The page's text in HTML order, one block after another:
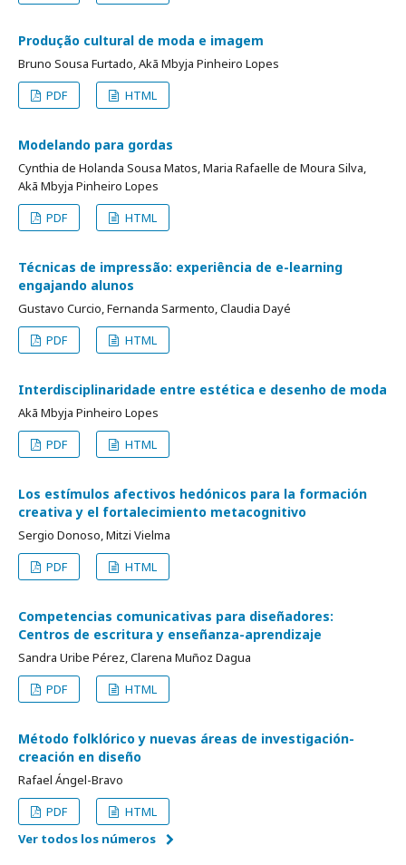
Produção cultural de moda e imagem
Bruno Sousa Furtado, Akã Mbyja Pinheiro Lopes
PDF
HTML
Modelando para gordas
Cynthia de Holanda Sousa Matos, Maria Rafaelle de Moura Silva,
Akã Mbyja Pinheiro Lopes
PDF
HTML
Técnicas de impressão: experiência de e-learning
engajando alunos
Gustavo Curcio, Fernanda Sarmento, Claudia Dayé
PDF
HTML
Interdisciplinaridade entre estética e desenho de moda
Akã Mbyja Pinheiro Lopes
PDF
HTML
Los estímulos afectivos hedónicos para la formación
creativa y el fortalecimiento metacognitivo
Sergio Donoso, Mitzi Vielma
PDF
HTML
Competencias comunicativas para diseñadores:
Centros de escritura y enseñanza-aprendizaje
Sandra Uribe Pérez, Clarena Muñoz Dagua
PDF
HTML
Método folklórico y nuevas áreas de investigación-
creación en diseño
Rafael Ángel-Bravo
PDF
HTML
Ver todos los números